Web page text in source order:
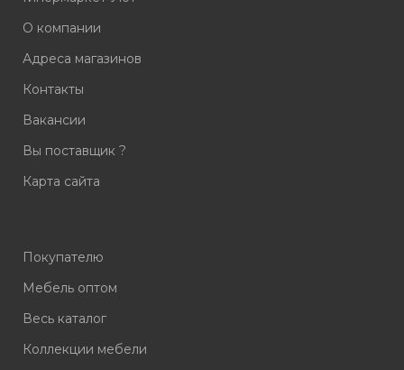
О компании
Адреса магазинов
Контакты
Вакансии
Вы поставщик ?
Карта сайта
Покупателю
Мебель оптом
Весь каталог
Коллекции мебели